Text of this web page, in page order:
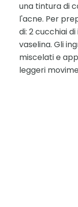
una tintura di
l'acne. Per
di: 2 cucchiai
vaselina. Gli
miscelati e
leggeri